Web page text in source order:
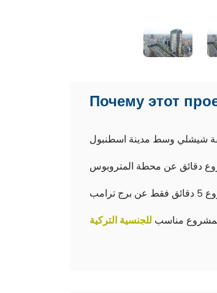
Почему этот
مناسب للجنسية التركية